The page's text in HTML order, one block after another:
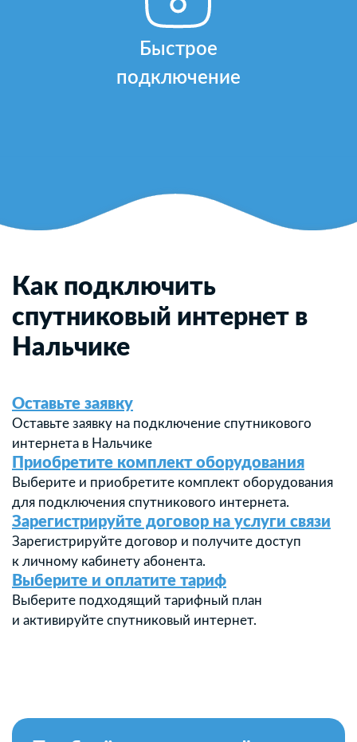
Быстрое
подключение
Как подключить
спутниковый интернет в
Нальчике
Оставьте заявку
Оставьте заявку на подключение спутникового
интернета в Нальчике
Приобретите комплект оборудования
Выберите и приобретите комплект оборудования
для подключения спутникового интернета.
Зарегистрируйте договор на услуги связи
Зарегистрируйте договор и получите доступ
к личному кабинету абонента.
Выберите и оплатите тариф
Выберите подходящий тарифный план
и активируйте спутниковый интернет.